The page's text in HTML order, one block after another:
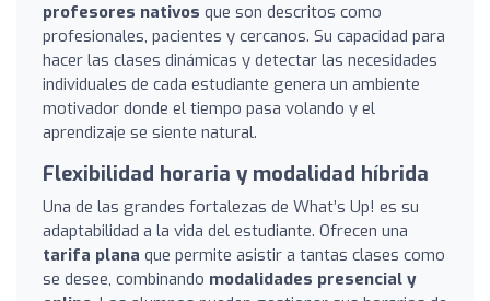
profesores nativos que son descritos como
profesionales, pacientes y cercanos. Su capacidad para
hacer las clases dinámicas y detectar las necesidades
individuales de cada estudiante genera un ambiente
motivador donde el tiempo pasa volando y el
aprendizaje se siente natural.
Flexibilidad horaria y modalidad híbrida
Una de las grandes fortalezas de What’s Up! es su
adaptabilidad a la vida del estudiante. Ofrecen una
tarifa plana que permite asistir a tantas clases como
se desee, combinando modalidades presencial y